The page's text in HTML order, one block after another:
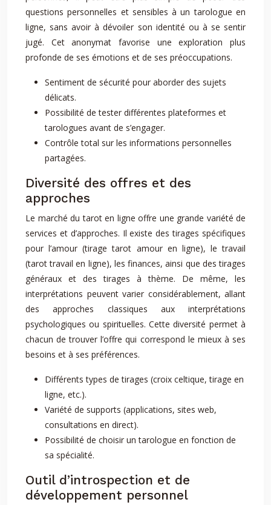
questions personnelles et sensibles à un tarologue en
ligne, sans avoir à dévoiler son identité ou à se sentir
jugé. Cet anonymat favorise une exploration plus
profonde de ses émotions et de ses préoccupations.
Sentiment de sécurité pour aborder des sujets
délicats.
Possibilité de tester différentes plateformes et
tarologues avant de s’engager.
Contrôle total sur les informations personnelles
partagées.
Diversité des offres et des
approches
Le marché du tarot en ligne offre une grande variété de
services et d’approches. Il existe des tirages spécifiques
pour l’amour (tirage tarot amour en ligne), le travail
(tarot travail en ligne), les finances, ainsi que des tirages
généraux et des tirages à thème. De même, les
interprétations peuvent varier considérablement, allant
des approches classiques aux interprétations
psychologiques ou spirituelles. Cette diversité permet à
chacun de trouver l’offre qui correspond le mieux à ses
besoins et à ses préférences.
Différents types de tirages (croix celtique, tirage en
ligne, etc.).
Variété de supports (applications, sites web,
consultations en direct).
Possibilité de choisir un tarologue en fonction de
sa spécialité.
Outil d’introspection et de
développement personnel